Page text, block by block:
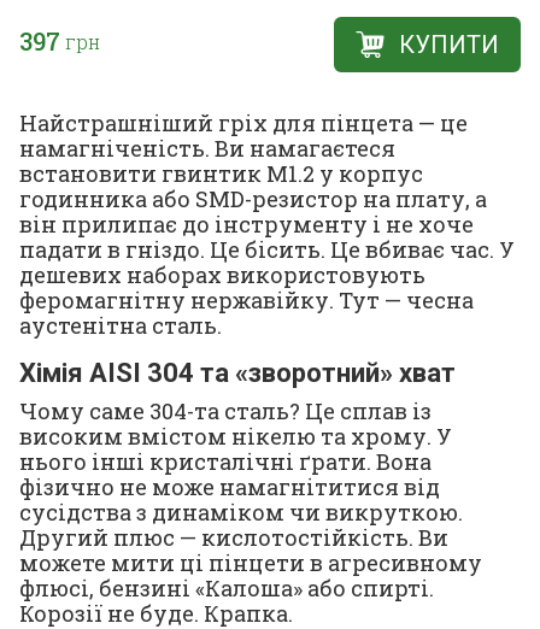
397 грн КУПИТИ
Найстрашніший гріх для пінцета — це
намагніченість. Ви намагаєтеся
встановити гвинтик М1.2 у корпус
годинника або SMD-резистор на плату, а
він прилипає до інструменту і не хоче
падати в гніздо. Це бісить. Це вбиває час. У
дешевих наборах використовують
феромагнітну нержавійку. Тут — чесна
аустенітна сталь.
Хімія AISI 304 та «зворотний» хват
Чому саме 304-та сталь? Це сплав із
високим вмістом нікелю та хрому. У
нього інші кристалічні ґрати. Вона
фізично не може намагнітитися від
сусідства з динаміком чи викруткою.
Другий плюс — кислотостійкість. Ви
можете мити ці пінцети в агресивному
флюсі, бензині «Калоша» або спирті.
Корозії не буде. Крапка.